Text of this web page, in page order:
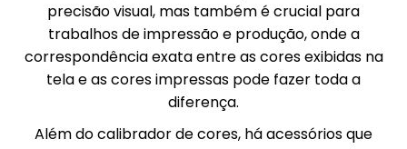
precisão visual, mas também é crucial para
trabalhos de impressão e produção, onde a
correspondência exata entre as cores exibidas na
tela e as cores impressas pode fazer toda a
diferença.
Além do calibrador de cores, há acessórios que